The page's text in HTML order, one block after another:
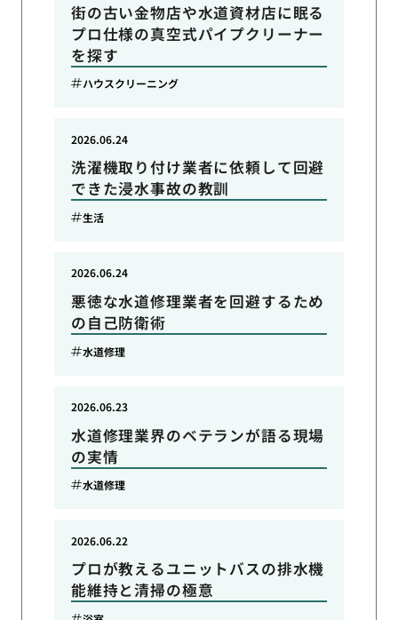
街の古い金物店や水道資材店に眠る
プロ仕様の真空式パイプクリーナー
を探す
ハウスクリーニング
洗濯機取り付け業者に依頼して回避
できた浸水事故の教訓
2026.06.24
生活
悪徳な水道修理業者を回避するため
の自己防衛術
2026.06.24
水道修理
水道修理業界のベテランが語る現場
の実情
2026.06.23
水道修理
プロが教えるユニットバスの排水機
能維持と清掃の極意
2026.06.22